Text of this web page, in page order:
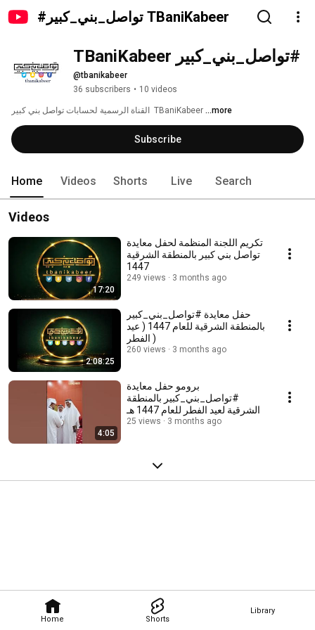
#تواصل_بني_كبير TBaniKabeer
Home Shorts
Library
#تواصل_بني_كبير TBaniKabeer
@tbanikabeer
36 subscribers • 10 videos
القناة الرسمية لحسابات تواصل بني كبير  TBaniKabeer ...more
Subscribe
Home Videos Shorts Live Search
Videos
17:20
تكريم اللجنة المنظمة لحفل معايدة
تواصل بني كبير بالمنطقة الشرقية
1447
249 views 3 months ago
2:08:25
حفل معايدة #تواصل_بني_كبير
بالمنطقة الشرقية للعام 1447 ( عيد
الفطر )
260 views 3 months ago
4:05
برومو حفل معايدة
#تواصل_بني_كبير بالمنطقة
الشرقية لعيد الفطر للعام 1447 هـ
25 views 3 months ago